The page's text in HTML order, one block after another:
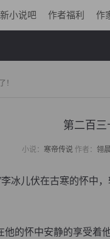
新小说吧 作者福利 作
！
第二百
小说： 寒帝传说作者： 翎
儿伏在古寒的怀中
怀中安静的享受着